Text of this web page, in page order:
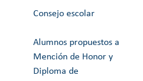
Consejo escolar
Alumnos propuestos a
Mención de Honor y
Diploma de